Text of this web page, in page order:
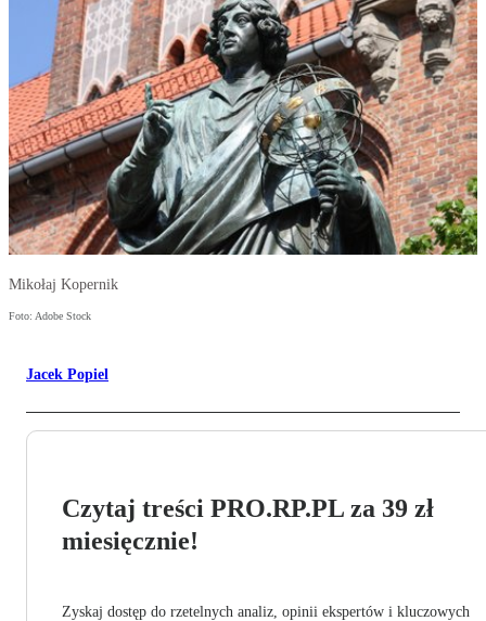
Mikołaj Kopernik
Foto: Adobe Stock
Jacek Popiel
Czytaj treści PRO.RP.PL za 39 zł
miesięcznie!
Zyskaj dostęp do rzetelnych analiz, opinii ekspertów i kluczowych